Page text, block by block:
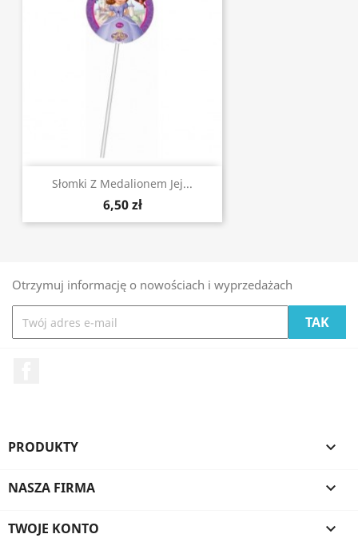
Słomki Z Medalionem Jej...
6,50 zł
Otrzymuj informację o nowościach i wyprzedażach
PRODUKTY 
NASZA FIRMA 
TWOJE KONTO 